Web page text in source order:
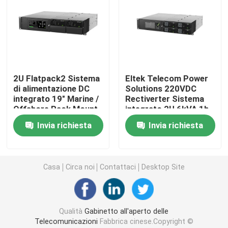
Sistema ibrido di telecomunicazioni
Rettificatore a corrente continua da 48 V
Flatpack2 ha integrato la centrale elettrica
Soluzioni energetiche CE+T
2U Flatpack2 Sistema
di alimentazione DC
integrato 19" Marine /
Offshore Rack Mount
Invia richiesta
Eltek Telecom Power
Solutions 220VDC
Rectiverter Sistema
integrato 2U 6kVA 1h
Invia richiesta
Casa Circa noi Contattaci Desktop Site
QualitàGabinetto all'aperto delle
Telecomunicazioni Fabbrica cinese.Copyright ©